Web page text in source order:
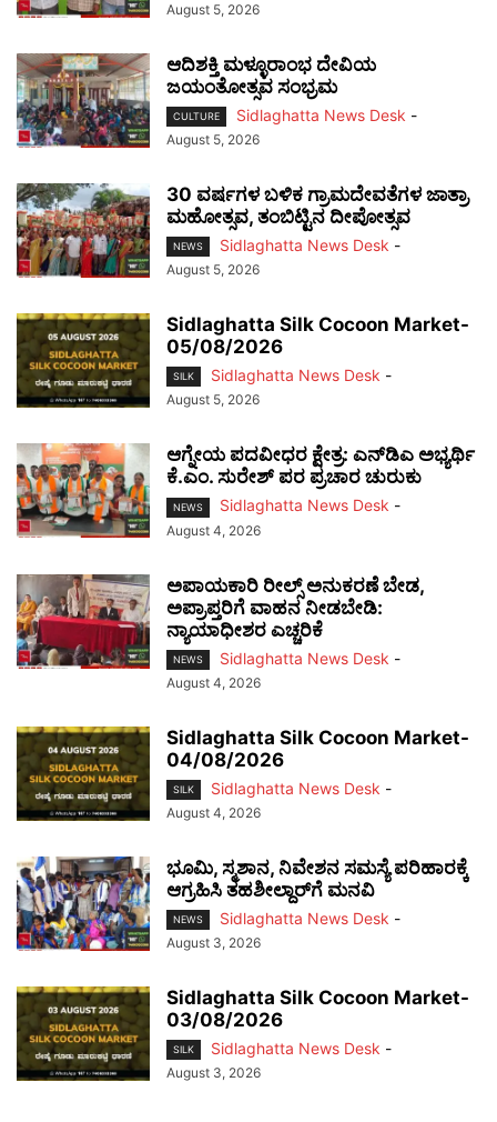
August 5, 2026
ಆದಿಶಕ್ತಿ ಮಳ್ಳೂರಾಂಭ ದೇವಿಯ
ಜಯಂತೋತ್ಸವ ಸಂಭ್ರಮ
CULTURE Sidlaghatta News Desk -
August 5, 2026
30 ವರ್ಷಗಳ ಬಳಿಕ ಗ್ರಾಮದೇವತೆಗಳ ಜಾತ್ರಾ
ಮಹೋತ್ಸವ, ತಂಬಿಟ್ಟಿನ ದೀಪೋತ್ಸವ
NEWS Sidlaghatta News Desk -
August 5, 2026
Sidlaghatta Silk Cocoon Market-
05/08/2026
SILK Sidlaghatta News Desk -
August 5, 2026
ಆಗ್ನೇಯ ಪದವೀಧರ ಕ್ಷೇತ್ರ: ಎನ್‌ಡಿಎ ಅಭ್ಯರ್ಥಿ
ಕೆ.ಎಂ. ಸುರೇಶ್ ಪರ ಪ್ರಚಾರ ಚುರುಕು
NEWS Sidlaghatta News Desk -
August 4, 2026
ಅಪಾಯಕಾರಿ ರೀಲ್ಸ್ ಅನುಕರಣೆ ಬೇಡ,
ಅಪ್ರಾಪ್ತರಿಗೆ ವಾಹನ ನೀಡಬೇಡಿ:
ನ್ಯಾಯಾಧೀಶರ ಎಚ್ಚರಿಕೆ
NEWS Sidlaghatta News Desk -
August 4, 2026
Sidlaghatta Silk Cocoon Market-
04/08/2026
SILK Sidlaghatta News Desk -
August 4, 2026
ಭೂಮಿ, ಸ್ಮಶಾನ, ನಿವೇಶನ ಸಮಸ್ಯೆ ಪರಿಹಾರಕ್ಕೆ
ಆಗ್ರಹಿಸಿ ತಹಶೀಲ್ದಾರ್‌ಗೆ ಮನವಿ
NEWS Sidlaghatta News Desk -
August 3, 2026
Sidlaghatta Silk Cocoon Market-
03/08/2026
SILK Sidlaghatta News Desk -
August 3, 2026